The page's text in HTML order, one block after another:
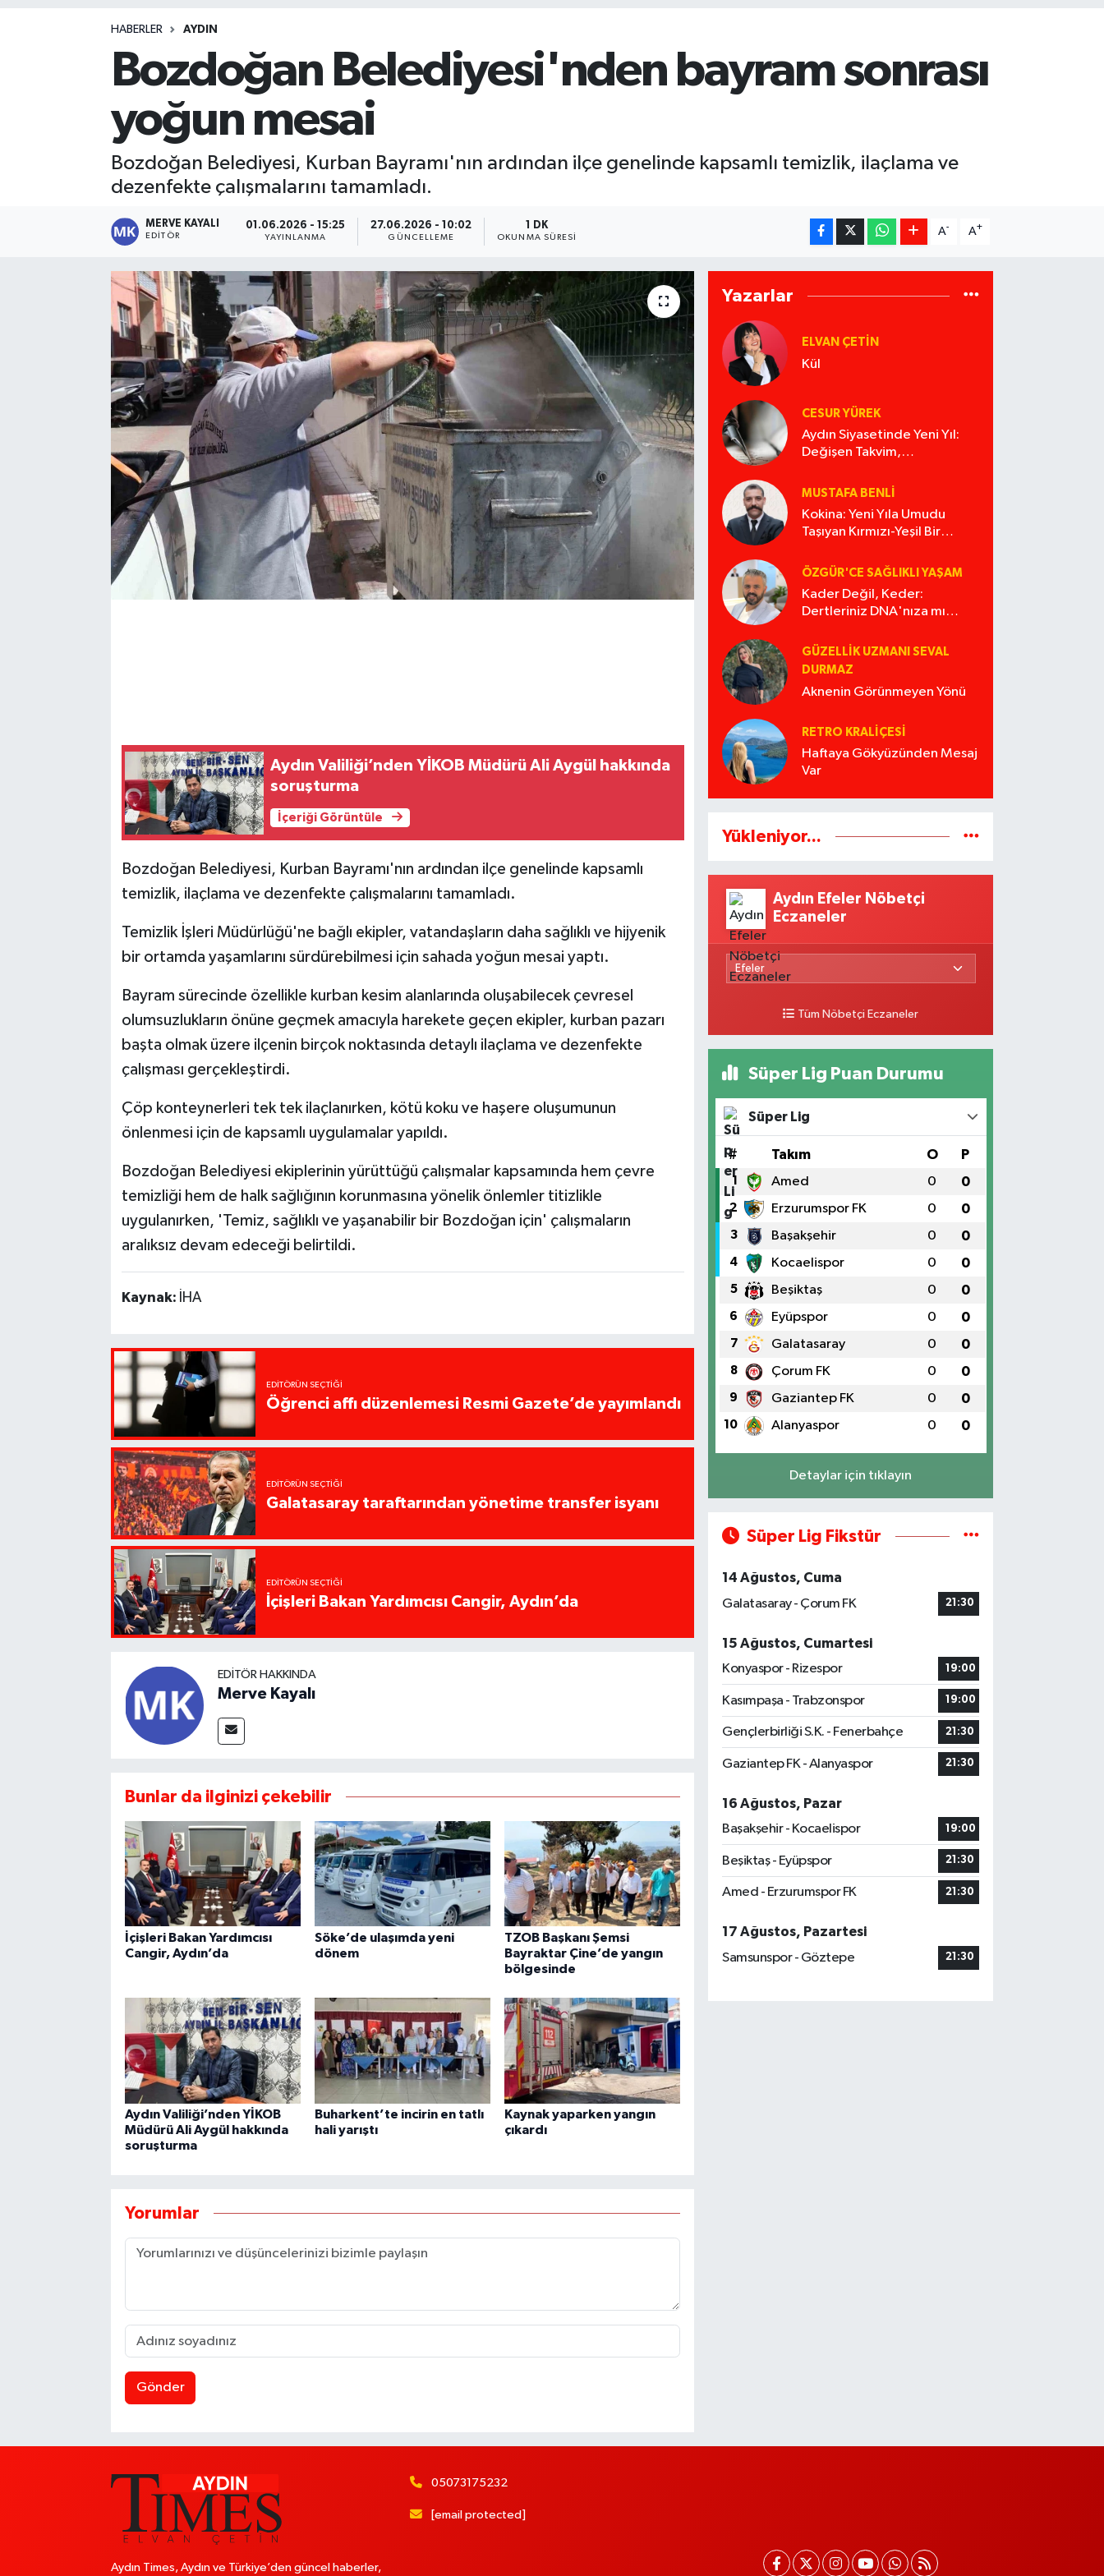
HABERLER AYDIN
Bozdoğan Belediyesi'nden bayram sonrası
yoğun mesai
Bozdoğan Belediyesi, Kurban Bayramı'nın ardından ilçe genelinde kapsamlı temizlik, ilaçlama ve
dezenfekte çalışmalarını tamamladı.
MERVE KAYALI
EDITÖR
01.06.2026 - 15:25
YAYINLANMA
27.06.2026 - 10:02
GÜNCELLEME
1 DK
OKUNMA SÜRESI
A- A+
Aydın Valiliği’nden YİKOB Müdürü Ali Aygül hakkında
soruşturma
İçeriği Görüntüle
Bozdoğan Belediyesi, Kurban Bayramı'nın ardından ilçe genelinde kapsamlı
temizlik, ilaçlama ve dezenfekte çalışmalarını tamamladı.
Temizlik İşleri Müdürlüğü'ne bağlı ekipler, vatandaşların daha sağlıklı ve hijyenik
bir ortamda yaşamlarını sürdürebilmesi için sahada yoğun mesai yaptı.
Bayram sürecinde özellikle kurban kesim alanlarında oluşabilecek çevresel
olumsuzlukların önüne geçmek amacıyla harekete geçen ekipler, kurban pazarı
başta olmak üzere ilçenin birçok noktasında detaylı ilaçlama ve dezenfekte
çalışması gerçekleştirdi.
Çöp konteynerleri tek tek ilaçlanırken, kötü koku ve haşere oluşumunun
önlenmesi için de kapsamlı uygulamalar yapıldı.
Bozdoğan Belediyesi ekiplerinin yürüttüğü çalışmalar kapsamında hem çevre
temizliği hem de halk sağlığının korunmasına yönelik önlemler titizlikle
uygulanırken, 'Temiz, sağlıklı ve yaşanabilir bir Bozdoğan için' çalışmaların
aralıksız devam edeceği belirtildi.
Kaynak: İHA
EDITÖRÜN SEÇTIĞI
Öğrenci affı düzenlemesi Resmi Gazete’de yayımlandı
EDITÖRÜN SEÇTIĞI
Galatasaray taraftarından yönetime transfer isyanı
EDITÖRÜN SEÇTIĞI
İçişleri Bakan Yardımcısı Cangir, Aydın’da
EDITÖR HAKKINDA
Merve Kayalı
Bunlar da ilginizi çekebilir
İçişleri Bakan Yardımcısı
Cangir, Aydın’da
Söke’de ulaşımda yeni
dönem
TZOB Başkanı Şemsi
Bayraktar Çine’de yangın
bölgesinde
Aydın Valiliği’nden YİKOB
Müdürü Ali Aygül hakkında
soruşturma
Buharkent’te incirin en tatlı
hali yarıştı
Kaynak yaparken yangın
çıkardı
Yorumlar
Gönder
Yazarlar
ELVAN ÇETIN
Kül
CESUR YÜREK
Aydın Siyasetinde Yeni Yıl:
Değişen Takvim,
MUSTAFA BENLI
Kokina: Yeni Yıla Umudu
Taşıyan Kırmızı-Yeşil Bir
ÖZGÜR'CE SAĞLIKLI YAŞAM
Kader Değil, Keder:
Dertleriniz DNA'nıza mı
GÜZELLIK UZMANI SEVAL
DURMAZ
Aknenin Görünmeyen Yönü
RETRO KRALIÇESI
Haftaya Gökyüzünden Mesaj
Var
Yükleniyor...
Aydın Efeler Nöbetçi
Eczaneler
Tüm Nöbetçi Eczaneler
Süper Lig Puan Durumu
Süper Lig
# Takım O P
1 Amed 0 0
2 Erzurumspor FK 0 0
3 Başakşehir 0 0
4 Kocaelispor 0 0
5 Beşiktaş 0 0
6 Eyüpspor 0 0
7 Galatasaray 0 0
8 Çorum FK 0 0
9 Gaziantep FK 0 0
10 Alanyaspor 0 0
Detaylar için tıklayın
Süper Lig Fikstür
14 Ağustos, Cuma
Galatasaray - Çorum FK
21:30
15 Ağustos, Cumartesi
Konyaspor - Rizespor
19:00
Kasımpaşa - Trabzonspor 19:00
Gençlerbirliği S.K. - Fenerbahçe 21:30
Gaziantep FK - Alanyaspor 21:30
16 Ağustos, Pazar
Başakşehir - Kocaelispor
19:00
Beşiktaş - Eyüpspor 21:30
Amed - Erzurumspor FK 21:30
17 Ağustos, Pazartesi
Samsunspor - Göztepe
21:30
Aydın Times, Aydın ve Türkiye’den güncel haberler,
05073175232
[email protected]